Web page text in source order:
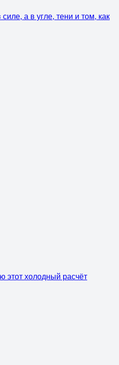
а в угле, тени и том, как
этот холодный расчёт